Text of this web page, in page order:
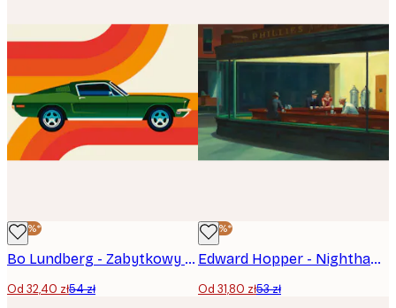
-40%*
Bo Lundberg - Zabytkowy samochód sportowy Plakat
Od 32,40 zł54 zł
-40%*
Edward Hopper - Nighthawks Plakat
Od 31,80 zł53 zł